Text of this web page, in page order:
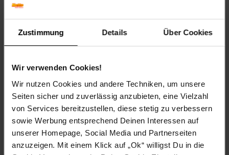
Zustimmung Details Über Cookies
Wir verwenden Cookies!
Wir nutzen Cookies und andere Techniken, um unsere
Seiten sicher und zuverlässig anzubieten, eine Vielzahl
von Services bereitzustellen, diese stetig zu verbessern
sowie Werbung entsprechend Deinen Interessen auf
unserer Homepage, Social Media und Partnerseiten
anzuzeigen. Mit einem Klick auf „Ok“ willigst Du in die
Versandinformationen
Herstellerinformationen
Fußzeile
Weitere Online-Angebote
Netto Reisen TV-Shop Weinwelt